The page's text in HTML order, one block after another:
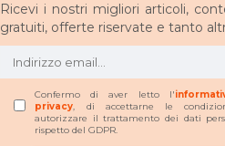
Ricevi i nostri migliori articoli,
gratuiti, offerte riservate e tanto
Confermo di aver letto l'
privacy, di accettarne le
autorizzare il trattamento dei dati
rispetto del GDPR.